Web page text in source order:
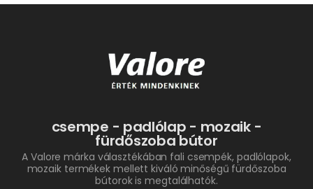
csempe - padlólap - mozaik -
fürdőszoba bútor
A Valore márka választékában fali csempék, padlólapok,
mozaik termékek mellett kiváló minőségű fürdőszoba
bútorok is megtalálhatók.